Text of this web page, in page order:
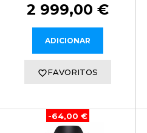
2 999,00 €
ADICIONAR
FAVORITOS
-64,00 €